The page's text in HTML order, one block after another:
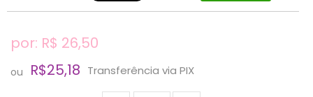
por: R$ 26,50
ou R$25,18 Transferência via PIX